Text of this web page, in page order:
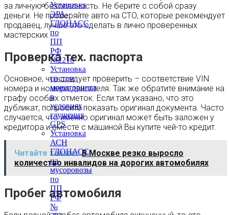
Установка
ЭРА-
ГЛОНАСС
по
ПП
РФ
№2216
Установка
систем
мониторинга
в
условиях
глушения
GPS
Установка
АСН
ГЛОНАСС
на
мусоровозы
по
ПП
РФ
№
за личную безопасность. Не берите с собой сразу
деньги. Не проверяйте авто на СТО, которые рекомендует
продавец, лучше это сделать в лично проверенных
мастерских.
Проверка тех. паспорта
Основное, что следует проверить – соответствие VIN
номера и номера двигателя. Так же обратите внимание на
графу особых отметок. Если там указано, что это
дубликат, попросите показать оригинал документа. Часто
случается, что именно оригинал может быть заложен у
кредитора и вместе с машиной Вы купите чей-то кредит.
Читайте также: В Москве резко выросло
количество инвалидов на дорогих автомобилях
Пробег автомобиля